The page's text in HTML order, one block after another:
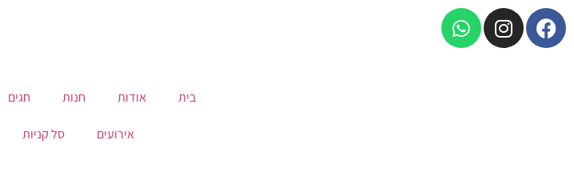
בית אודות חנות חגים
אירועים סל קניות